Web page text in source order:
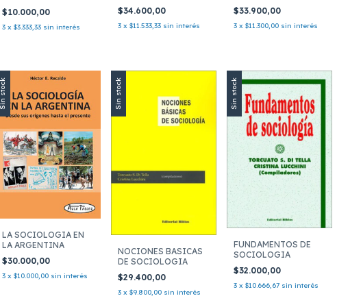
WEBER
$10.000,00
3 x $3.333,33 sin interés
RELIGION
$34.600,00
3 x $11.533,33 sin interés
LA DES
$33.900,00
3 x $11.300,00 sin interés
Sin stock
LA SOCIOLOGIA EN
LA ARGENTINA
$30.000,00
3 x $10.000,00 sin interés
Sin stock
NOCIONES BASICAS
DE SOCIOLOGIA
$29.400,00
3 x $9.800,00 sin interés
Sin stock
FUNDAMENTOS DE
SOCIOLOGIA
$32.000,00
3 x $10.666,67 sin interés